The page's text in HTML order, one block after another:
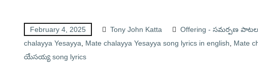
February 4, 2025 Tony John Katta Offering - సమర్పణ
chalayya Yesayya
Mate chalayya Yesayya song lyrics in english Mate
యేసయ్య song lyrics